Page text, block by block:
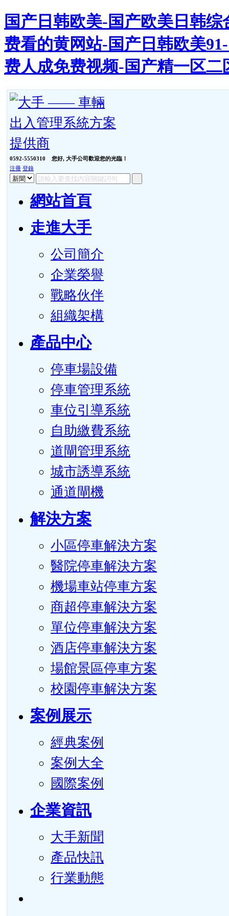
国产日韩欧美-国产欧美日韩
费看的黄网站-国产日韩欧美
费人成免费视频-国产精一区
0592-5550310 您好, 大手公司歡迎您的光臨！
注冊 登錄
網站首頁
走進大手
公司簡介
企業榮譽
戰略伙伴
組織架構
產品中心
停車場設備
停車管理系統
車位引導系統
自助繳費系統
道閘管理系統
城市誘導系統
通道閘機
解決方案
小區停車解決方案
醫院停車解決方案
機場車站停車方案
商超停車解決方案
單位停車解決方案
酒店停車解決方案
場館景區停車方案
校園停車解決方案
案例展示
經典案例
案例大全
國際案例
企業資訊
大手新聞
產品快訊
行業動態